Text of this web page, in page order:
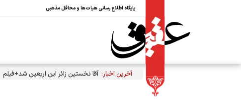
پایگاه اطلاع رسانی هیات‌ها و محافل مذهبی
آخرین اخبار: آقا نخستین زائر این اربعین شد+فیلم